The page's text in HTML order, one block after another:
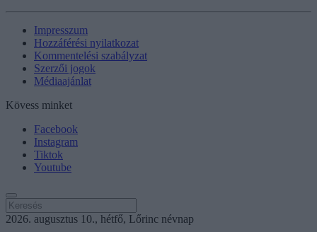
Impresszum
Hozzáférési nyilatkozat
Kommentelési szabályzat
Szerzői jogok
Médiaajánlat
Kövess minket
Facebook
Instagram
Tiktok
Youtube
2026. augusztus 10., hétfő, Lőrinc névnap